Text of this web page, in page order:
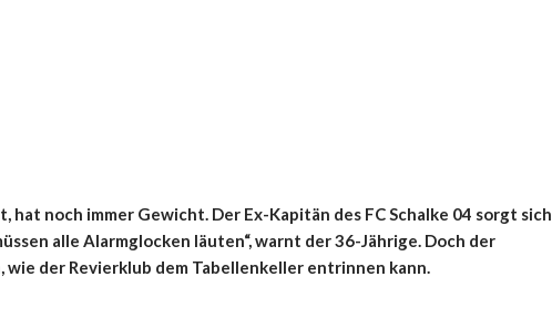
hat noch immer Gewicht. Der Ex-Kapitän des FC Schalke 04 sorgt sich
alle Alarmglocken läuten“, warnt der 36-Jährige. Doch der
der Revierklub dem Tabellenkeller entrinnen kann.